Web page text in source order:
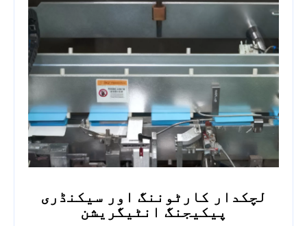
لچکدار کارٹوننگ اور سیکنڈری
پیکیجنگ انٹیگریشن